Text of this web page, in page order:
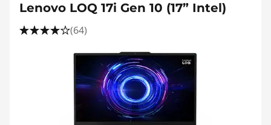
Lenovo LOQ 17i Gen 10 (17” Intel)
(64)